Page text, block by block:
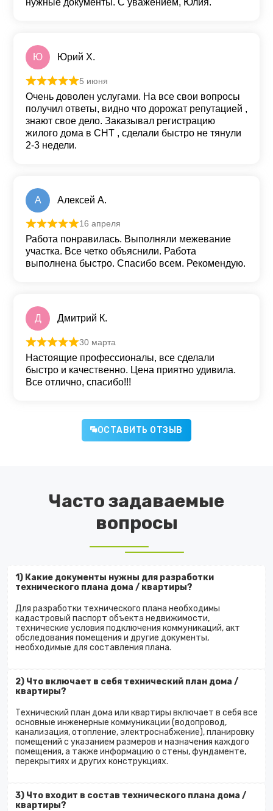
нужные документы. С уважением, Юлия.
Ю Юрий Х.
Оценка 5из 5
5 июня
Очень доволен услугами. На все свои вопросы
получил ответы, видно что дорожат репутацией ,
знают свое дело. Заказывал регистрацию
жилого дома в СНТ , сделали быстро не тянули
2-3 недели.
А Алексей А.
Оценка из 5
16 апреля
Работа понравилась. Выполняли межевание
участка. Все четко объяснили. Работа
выполнена быстро. Спасибо всем. Рекомендую.
Д Дмитрий К.
Оценка 5 из 5
30 марта
Настоящие профессионалы, все сделали
быстро и качественно. Цена приятно удивила.
Все отлично, спасибо!!!
ОСТАВИТЬ ОТЗЫВ
Часто задаваемые
вопросы
1) Какие документы нужны для разработки
технического плана дома / квартиры?
Для разработки технического плана необходимы
кадастровый паспорт объекта недвижимости,
технические условия подключения коммуникаций, акт
обследования помещения и другие документы,
необходимые для составления плана.
2) Что включает в себя технический план дома /
квартиры?
Технический план дома или квартиры включает в себя все
основные инженерные коммуникации (водопровод,
канализация, отопление, электроснабжение), планировку
помещений с указанием размеров и назначения каждого
помещения, а также информацию о стены, фундаменте,
перекрытиях и других конструкциях.
3) Что входит в состав технического плана дома /
квартиры?